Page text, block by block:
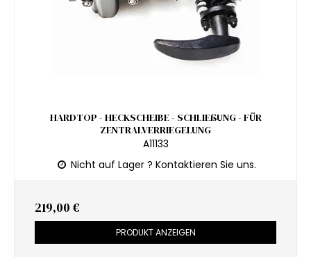
HARDTOP - HECKSCHEIBE - SCHLIEßUNG - FÜR
ZENTRALVERRIEGELUNG
A11133
Nicht auf Lager ? Kontaktieren Sie uns.
219,00 €
PRODUKT ANZEIGEN